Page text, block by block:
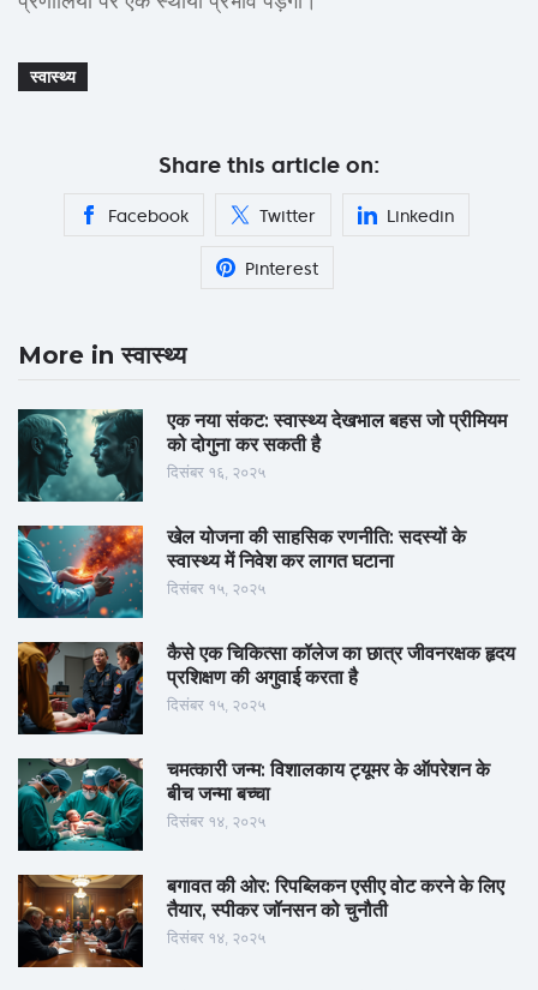
स्वास्थ्य
Share this article on:
Facebook Twitter Linkedin
Pinterest
More in स्वास्थ्य
एक नया संकट: स्वास्थ्य देखभाल बहस जो प्रीमियम
को दोगुना कर सकती है
दिसंबर १६, २०२५
खेल योजना की साहसिक रणनीति: सदस्यों के
स्वास्थ्य में निवेश कर लागत घटाना
दिसंबर १५, २०२५
कैसे एक चिकित्सा कॉलेज का छात्र जीवनरक्षक हृदय
प्रशिक्षण की अगुवाई करता है
दिसंबर १५, २०२५
चमत्कारी जन्म: विशालकाय ट्यूमर के ऑपरेशन के
बीच जन्मा बच्चा
दिसंबर १४, २०२५
बगावत की ओर: रिपब्लिकन एसीए वोट करने के लिए
तैयार, स्पीकर जॉनसन को चुनौती
दिसंबर १४, २०२५